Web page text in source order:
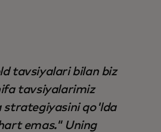
tavsiyalari bilan biz
tavsiyalarimiz
strategiyasini qo'lda
emas." Uning